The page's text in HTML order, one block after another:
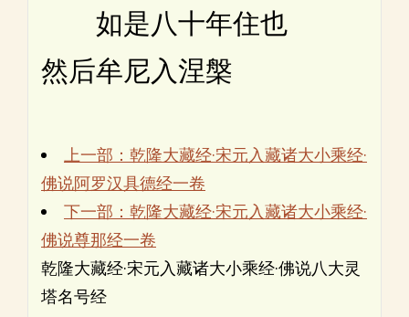
如是八十年住也
然后牟尼入涅槃
上一部：乾隆大藏经·宋元入藏诸大小乘经·
佛说阿罗汉具德经一卷
下一部：乾隆大藏经·宋元入藏诸大小乘经·
佛说尊那经一卷
乾隆大藏经·宋元入藏诸大小乘经·佛说八大灵
塔名号经